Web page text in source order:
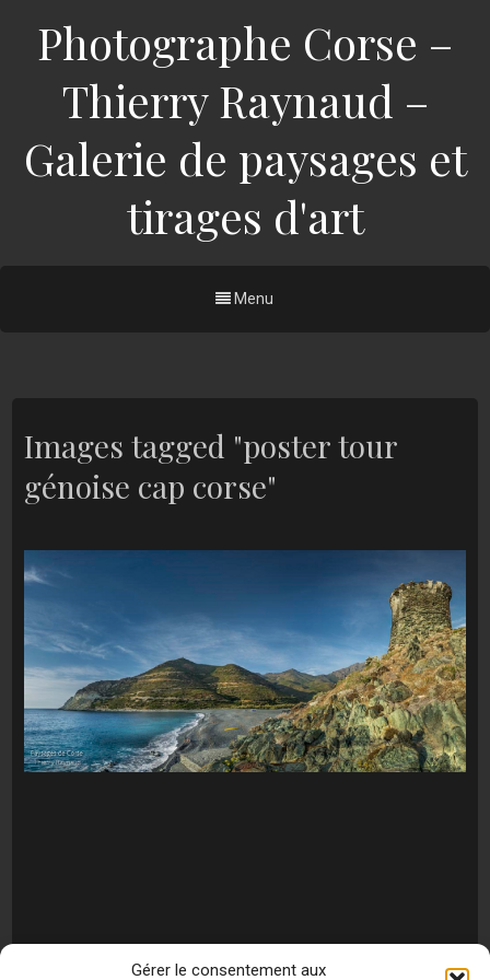
Gérer le consentement aux
Photographe Corse –
Thierry Raynaud –
Galerie de paysages et
tirages d'art
Menu
Images tagged "poster tour
génoise cap corse"